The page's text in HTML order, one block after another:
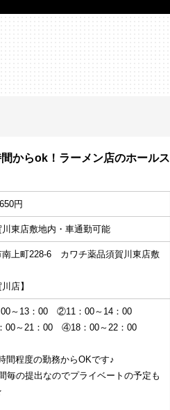
からok！ラーメン店のホールス
円
東店敷地内・車通勤可能
上町228-6　カワチ薬品須賀川東店敷
店】
～13：00　②11：00～14：00
00～21：00　④18：00～22：00
間程度の勤務からOKです♪
毎の提出なのでプライベートの予定も